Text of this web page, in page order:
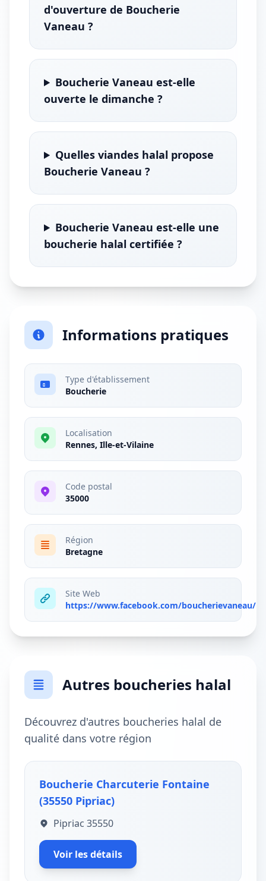
d'ouverture de Boucherie
Vaneau ?
Boucherie Vaneau est-elle
ouverte le dimanche ?
Quelles viandes halal propose
Boucherie Vaneau ?
Boucherie Vaneau est-elle une
boucherie halal certifiée ?
Informations pratiques
Type d'établissement
Boucherie
Localisation
Rennes, Ille-et-Vilaine
Code postal
35000
Région
Bretagne
Site Web
https://www.facebook.com/boucherievaneau/
Autres boucheries halal
Découvrez d'autres boucheries halal de
qualité dans votre région
Boucherie Charcuterie Fontaine
(35550 Pipriac)
Pipriac 35550
Voir les détails